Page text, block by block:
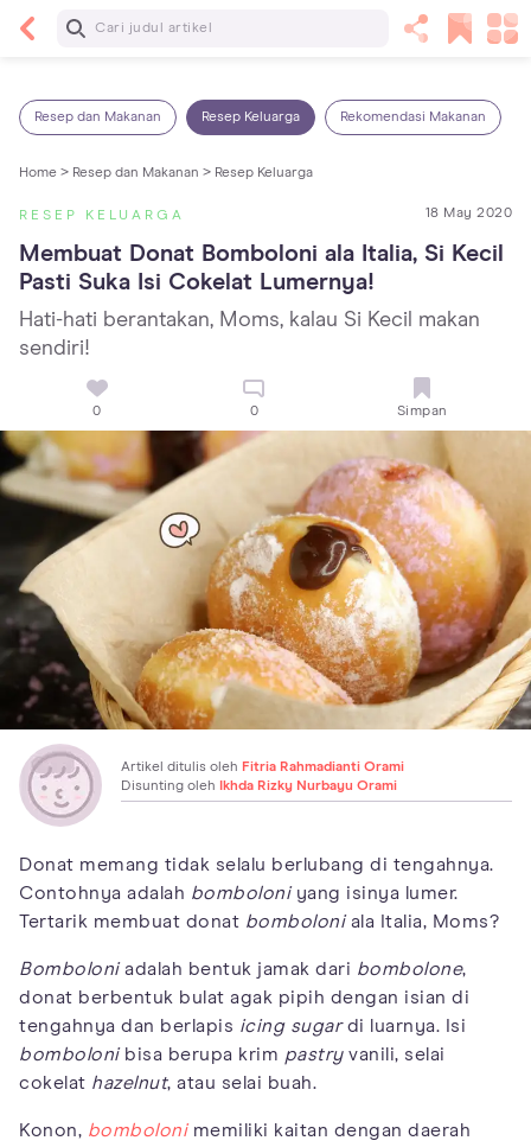
Baca Selanjutnya
Resep dan Makanan Resep Keluarga Rekomendasi Makanan
Home > Resep dan Makanan > Resep Keluarga
RESEP KELUARGA 18 May 2020
Membuat Donat Bomboloni ala Italia, Si Kecil
Pasti Suka Isi Cokelat Lumernya!
Hati-hati berantakan, Moms, kalau Si Kecil makan
sendiri!
0 0 Simpan
Artikel ditulis oleh Fitria Rahmadianti Orami
Disunting oleh
Ikhda Rizky Nurbayu Orami
Donat memang tidak selalu berlubang di tengahnya.
Contohnya adalah bomboloniyang isinya lumer.
Tertarik membuat donat bomboloniala Italia, Moms?
Bomboloniadalah bentuk jamak dari bombolone,
donat berbentuk bulat agak pipih dengan isian di
tengahnya dan berlapis icing sugardi luarnya. Isi
bombolonibisa berupa krim pastryvanili, selai
cokelat hazelnut, atau selai buah.
Konon, bombolonimemiliki kaitan dengan daerah